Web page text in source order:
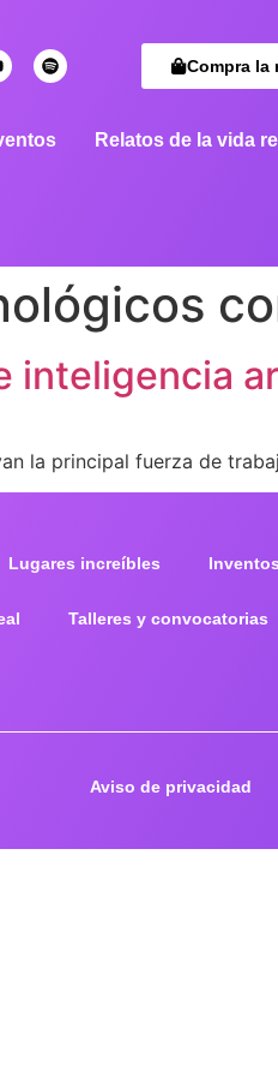
Compra la
Relatos de la vida
inteligencia
la principal fuerza de
Lugares increíbles Inventos
Talleres y convocatorias
Aviso de privacidad